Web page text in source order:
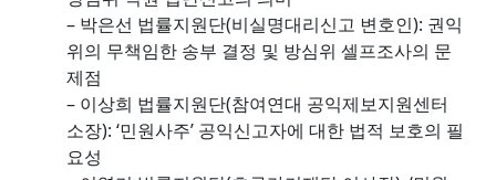
– 박은선 법률지원단(비실명대리신고 변호인): 권익
위의 무책임한 송부 결정 및 방심위 셀프조사의 문
제점
– 이상희 법률지원단(참여연대 공익제보지원센터
소장): ‘민원사주’ 공익신고자에 대한 법적 보호의 필
요성